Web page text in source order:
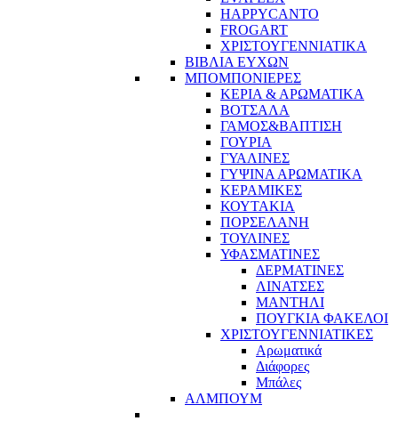
HAPPYCANTO
FROGART
ΧΡΙΣΤΟΥΓΕΝΝΙΑΤΙΚΑ
ΒΙΒΛΙΑ ΕΥΧΩΝ
ΜΠΟΜΠΟΝΙΕΡΕΣ
ΚΕΡΙΑ & ΑΡΩΜΑΤΙΚΑ
ΒΟΤΣΑΛΑ
ΓΑΜΟΣ&ΒΑΠΤΙΣΗ
ΓΟΥΡΙΑ
ΓΥΑΛΙΝΕΣ
ΓΥΨΙΝΑ ΑΡΩΜΑΤΙΚΑ
ΚΕΡΑΜΙΚΕΣ
ΚΟΥΤΑΚΙΑ
ΠΟΡΣΕΛΑΝΗ
ΤΟΥΛΙΝΕΣ
ΥΦΑΣΜΑΤΙΝΕΣ
ΔΕΡΜΑΤΙΝΕΣ
ΛΙΝΑΤΣΕΣ
ΜΑΝΤΗΛΙ
ΠΟΥΓΚΙΑ ΦΑΚΕΛΟΙ
ΧΡΙΣΤΟΥΓΕΝΝΙΑΤΙΚΕΣ
Αρωματικά
Διάφορες
Μπάλες
ΑΛΜΠΟΥΜ